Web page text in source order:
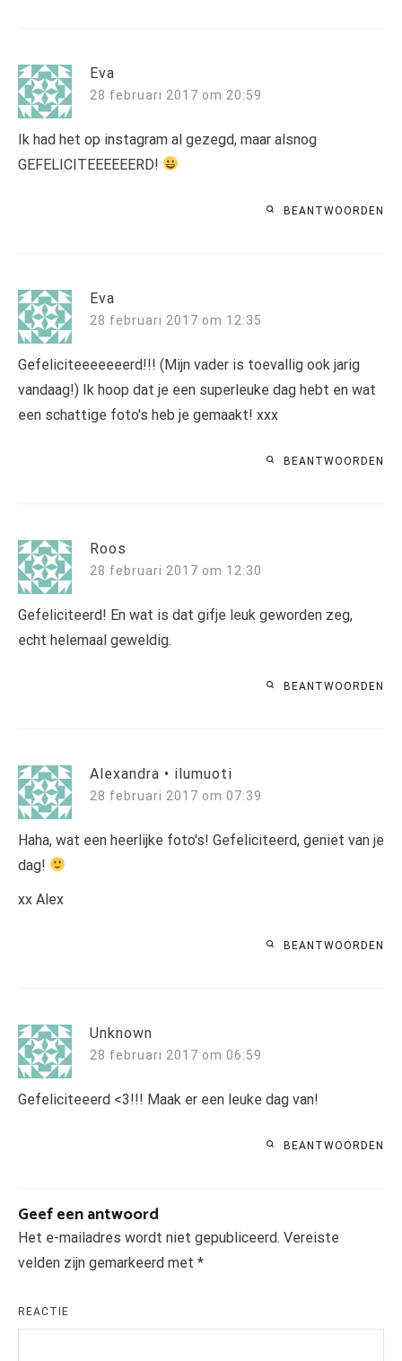
Eva
28 februari 2017 om 20:59
Ik had het op instagram al gezegd, maar alsnog
GEFELICITEEEEEERD!
BEANTWOORDEN
Eva
28 februari 2017 om 12:35
Gefeliciteeeeeeerd!!! (Mijn vader is toevallig ook jarig
vandaag!) Ik hoop dat je een superleuke dag hebt en wat
een schattige foto's heb je gemaakt! xxx
BEANTWOORDEN
Roos
28 februari 2017 om 12:30
Gefeliciteerd! En wat is dat gifje leuk geworden zeg,
echt helemaal geweldig.
BEANTWOORDEN
Alexandra • ilumuoti
28 februari 2017 om 07:39
Haha, wat een heerlijke foto's! Gefeliciteerd, geniet van je
dag!
xx Alex
BEANTWOORDEN
Unknown
28 februari 2017 om 06:59
Gefeliciteeerd <3!!! Maak er een leuke dag van!
BEANTWOORDEN
Geef een antwoord
Het e-mailadres wordt niet gepubliceerd. Vereiste
velden zijn gemarkeerd met *
REACTIE